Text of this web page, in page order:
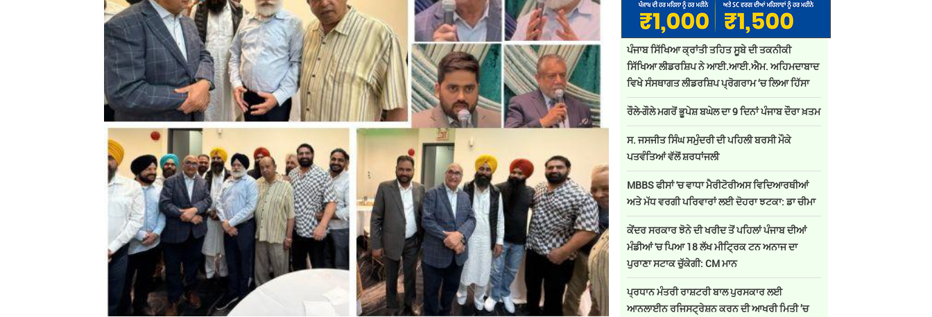
ਪੰਜਾਬ ਸਿੱਖਿਆ ਕ੍ਰਾਂਤੀ ਤਹਿਤ ਸੂਬੇ ਦੀ ਤਕਨੀਕੀ
ਸਿੱਖਿਆ ਲੀਡਰਸ਼ਿਪ ਨੇ ਆਈ.ਆਈ.ਐਮ. ਅਹਿਮਦਾਬਾਦ
ਵਿਖੇ ਸੰਸਥਾਗਤ ਲੀਡਰਸ਼ਿਪ ਪ੍ਰੋਗਰਾਮ ‘ਚ ਲਿਆ ਹਿੱਸਾ
ਰੌਲੇ-ਗੌਲੇ ਮਗਰੋਂ ਭੂਪੇਸ਼ ਬਘੇਲ ਦਾ 9 ਦਿਨਾਂ ਪੰਜਾਬ ਦੌਰਾ ਖ਼ਤਮ
ਸ. ਜਸਜੀਤ ਸਿੰਘ ਸਮੁੰਦਰੀ ਦੀ ਪਹਿਲੀ ਬਰਸੀ ਮੌਕੇ
ਪਤਵੰਤਿਆਂ ਵੱਲੋਂ ਸ਼ਰਧਾਂਜਲੀ
MBBS ਫੀਸਾਂ 'ਚ ਵਾਧਾ ਮੈਰੀਟੋਰੀਅਸ ਵਿਦਿਆਰਥੀਆਂ
ਅਤੇ ਮੱਧ ਵਰਗੀ ਪਰਿਵਾਰਾਂ ਲਈ ਦੋਹਰਾ ਝਟਕਾ: ਡਾ ਚੀਮਾ
ਕੇਂਦਰ ਸਰਕਾਰ ਝੋਨੇ ਦੀ ਖਰੀਦ ਤੋਂ ਪਹਿਲਾਂ ਪੰਜਾਬ ਦੀਆਂ
ਮੰਡੀਆਂ 'ਚ ਪਿਆ 18 ਲੱਖ ਮੀਟ੍ਰਿਕ ਟਨ ਅਨਾਜ ਦਾ
ਪੁਰਾਣਾ ਸਟਾਕ ਚੁੱਕੇਗੀ: CM ਮਾਨ
ਪ੍ਰਧਾਨ ਮੰਤਰੀ ਰਾਸ਼ਟਰੀ ਬਾਲ ਪੁਰਸਕਾਰ ਲਈ
ਆਨਲਾਈਨ ਰਜਿਸਟ੍ਰੇਸ਼ਨ ਕਰਨ ਦੀ ਆਖਰੀ ਮਿਤੀ ’ਚ